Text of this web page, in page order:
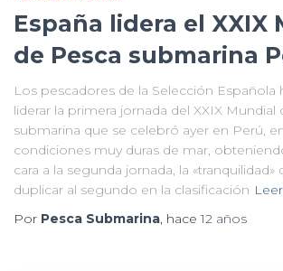
España lidera el XXIX
de Pesca submarina
Los pescadores de la Selección Española
liderar la primera jornada del XXIX Mundial
submarina que se celebró ayer en Perú,
condiciones muy duras de mar,
cara a la segunda jornada, la
duplicar al segundo en la clasificación
Por Pesca Submarina, hace12 años